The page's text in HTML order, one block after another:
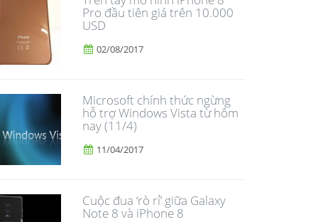
Pro đầu tiên giá trên 10.000
USD
02/08/2017
Microsoft chính thức ngừng
hỗ trợ Windows Vista từ hôm
nay (11/4)
11/04/2017
​Cuộc đua ‘rò rỉ’ giữa Galaxy
Note 8 và iPhone 8